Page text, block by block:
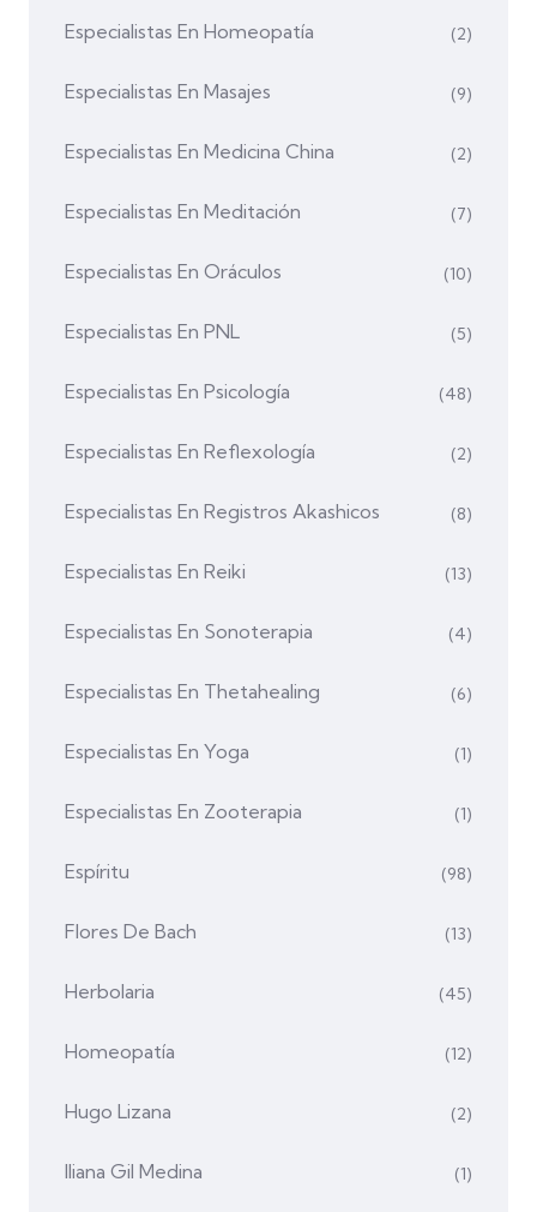
Especialistas En Homeopatía (2)
Especialistas En Masajes (9)
Especialistas En Medicina China (2)
Especialistas En Meditación (7)
Especialistas En Oráculos (10)
Especialistas En PNL (5)
Especialistas En Psicología (48)
Especialistas En Reflexología (2)
Especialistas En Registros Akashicos (8)
Especialistas En Reiki (13)
Especialistas En Sonoterapia (4)
Especialistas En Thetahealing (6)
Especialistas En Yoga (1)
Especialistas En Zooterapia (1)
Espíritu (98)
Flores De Bach (13)
Herbolaria (45)
Homeopatía (12)
Hugo Lizana (2)
Iliana Gil Medina (1)